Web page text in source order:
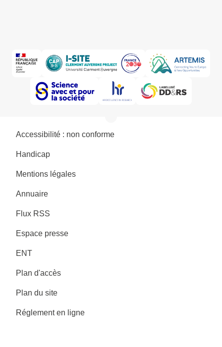
Accessibilité : non conforme
Handicap
Mentions légales
Annuaire
Flux RSS
Espace presse
ENT
Plan d'accès
Plan du site
Réglement en ligne